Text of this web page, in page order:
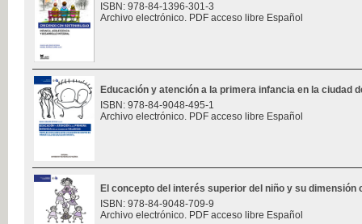
ISBN: 978-84-1396-301-3
Archivo electrónico. PDF acceso libre Español
Educación y atención a la primera infancia en la ciudad
ISBN: 978-84-9048-495-1
Archivo electrónico. PDF acceso libre Español
El concepto del interés superior del niño y su dimensión
ISBN: 978-84-9048-709-9
Archivo electrónico. PDF acceso libre Español